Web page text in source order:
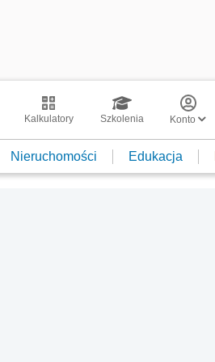
Kalkulatory Szkolenia Konto
Nieruchomości Edukacja